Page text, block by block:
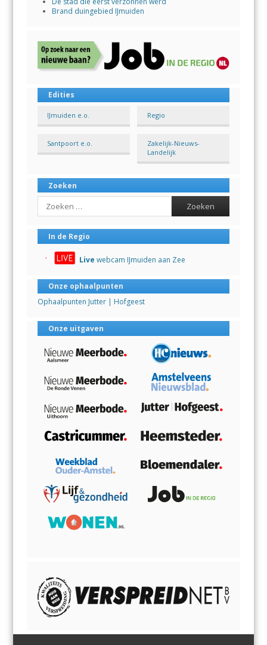
Brand duingebied IJmuiden
Edities
IJmuiden e.o. Regio
Santpoort e.o.
Zakelijk-Nieuws-
Landelijk
Zoeken
Search
In de Regio
Live webcam IJmuiden aan Zee
Onze ophaalpunten
Ophaalpunten Jutter | Hofgeest
Onze uitgaven